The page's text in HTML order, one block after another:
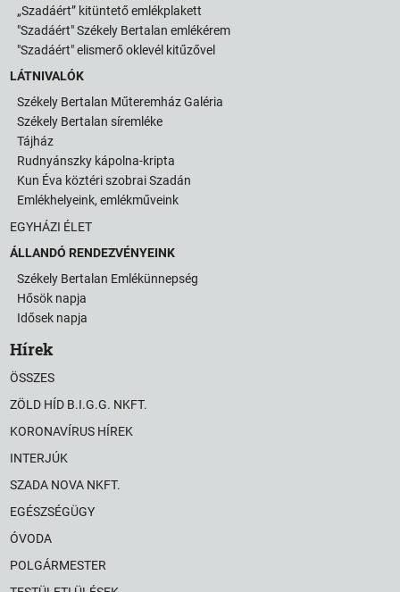
„Szadáért” kitüntető emlékplakett
"Szadáért" Székely Bertalan emlékérem
"Szadáért" elismerő oklevél kitűzővel
LÁTNIVALÓK
Székely Bertalan Műteremház Galéria
Székely Bertalan síremléke
Tájház
Rudnyánszky kápolna-kripta
Kun Éva köztéri szobrai Szadán
Emlékhelyeink, emlékműveink
EGYHÁZI ÉLET
ÁLLANDÓ RENDEZVÉNYEINK
Székely Bertalan Emlékünnepség
Hősök napja
Idősek napja
Hírek
ÖSSZES
ZÖLD HÍD B.I.G.G. NKFT.
KORONAVÍRUS HÍREK
INTERJÚK
SZADA NOVA NKFT.
EGÉSZSÉGÜGY
ÓVODA
POLGÁRMESTER